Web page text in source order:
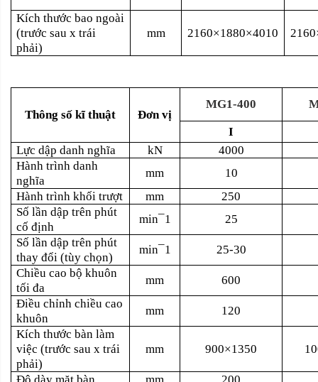
Kích thước bao ngoài
(trước sau x trái
phải)
mm 2160×1880×4010
Thông số kĩ thuật Đơn vị
MG1-400
I
Lực dập danh nghĩa
kN
4000
Hành trình danh
nghĩa
mm
10
Hành trình khối trượt
mm
250
Số lần dập trên phút
cố định
min¯1
25
Số lần dập trên phút
thay đổi (tùy chọn)
min¯1
25-30
Chiều cao bộ khuôn
tối đa
mm
600
Điều chỉnh chiều cao
khuôn
mm
120
Kích thước bàn làm
việc (trước sau x trái
phải)
mm 900×1350